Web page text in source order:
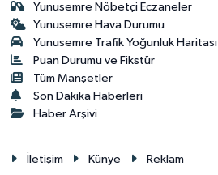
Yunusemre Nöbetçi Eczaneler
Yunusemre Hava Durumu
Yunusemre Trafik Yoğunluk Haritası
Puan Durumu ve Fikstür
Tüm Manşetler
Son Dakika Haberleri
Haber Arşivi
İletişim Künye Reklam